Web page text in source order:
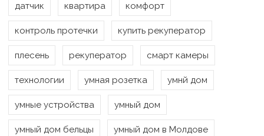
датчик квартира комфорт
контроль протечки купить рекуператор
плесень рекуператор смарт камеры
технологии умная розетка умнй дом
умные устройства умный дом
умный дом бельцы умный дом в Молдове